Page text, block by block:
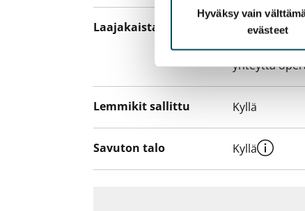
Hyväksy vain
evästeet
Laajakaista
Vuokraan
hankkia
yhteyttä
Lemmikit sallittu Kyllä
Savuton talo Kyllä